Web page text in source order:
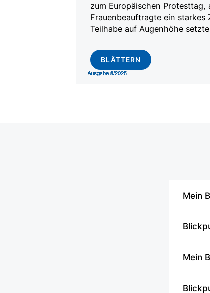
zum Europäischen
Frauenbeauftragte ein starkes
Teilhabe auf Augenhöhe
BLÄTTERN
Mein
Mein